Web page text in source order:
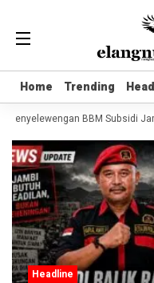
Home Trending
Home Trending
BBM Subsidi
Headline